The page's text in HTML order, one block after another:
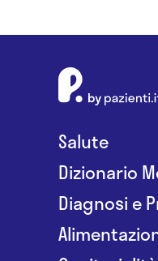
Salute
Dizionario
Diagnosi e